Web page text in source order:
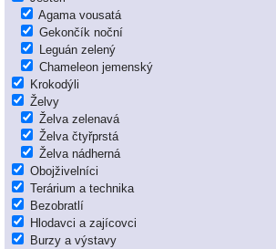
Agama vousatá
Gekončík noční
Leguán zelený
Chameleon jemenský
Krokodýli
Želvy
Želva zelenavá
Želva čtyřprstá
Želva nádherná
Obojživelníci
Terárium a technika
Bezobratlí
Hlodavci a zajícovci
Burzy a výstavy